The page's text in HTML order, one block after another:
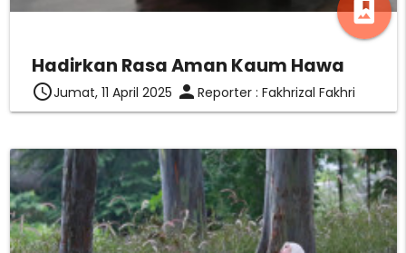
photo_album
Hadirkan Rasa Aman Kaum Hawa
access_timeJumat, 11 April 2025 person Reporter : Fakhrizal Fakhri